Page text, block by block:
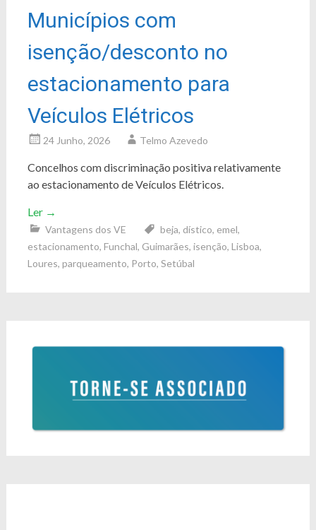
Municípios com
isenção/desconto no
estacionamento para
Veículos Elétricos
24 Junho, 2026 Telmo Azevedo
Concelhos com discriminação positiva relativamente
ao estacionamento de Veículos Elétricos.
Ler →
Vantagens dos VE beja, dístico, emel,
estacionamento, Funchal, Guimarães, isenção, Lisboa,
Loures, parqueamento, Porto, Setúbal